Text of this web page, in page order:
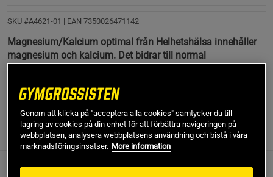
SKU #A4621-01 | EAN 7350026471142
Magnesium/Kalcium optimal från Helhetshälsa innehåller
magnesium och kalcium. Det bidrar till normal
Läs mer
Information Recensioner Näring & Ingredienser
Genom att klicka på "acceptera alla cookies" samtycker du till
lagring av cookies på din enhet för att förbättra navigeringen på
webbplatsen, analysera webbplatsens användning och bistå i våra
marknadsföringsinsatser. More information